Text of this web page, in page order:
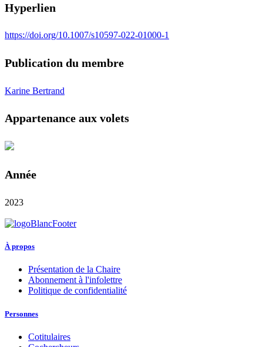
Hyperlien
https://doi.org/10.1007/s10597-022-01000-1
Publication du membre
Karine Bertrand
Appartenance aux volets
Année
2023
À propos
Présentation de la Chaire
Abonnement à l'infolettre
Politique de confidentialité
Personnes
Cotitulaires